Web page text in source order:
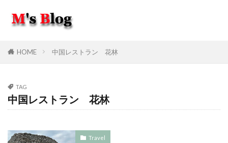
HOME 中国レストラン 花林
TAG
中国レストラン 花林
Travel